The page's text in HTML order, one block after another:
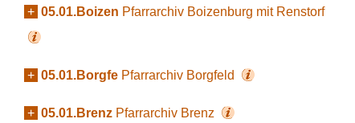
+ 05.01.Boizen Pfarrarchiv Boizenburg mit Renstorf
+ 05.01.Borgfe Pfarrarchiv Borgfeld
+ 05.01.Brenz Pfarrarchiv Brenz